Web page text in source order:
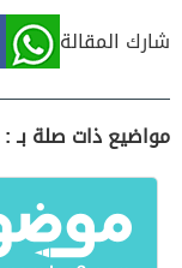
شارك المقالة
مواضيع ذات صلة بـ